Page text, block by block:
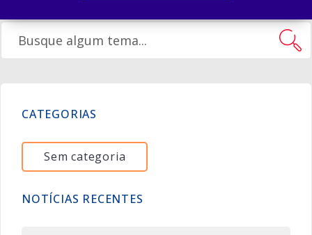
CATEGORIAS
Sem categoria
NOTÍCIAS RECENTES